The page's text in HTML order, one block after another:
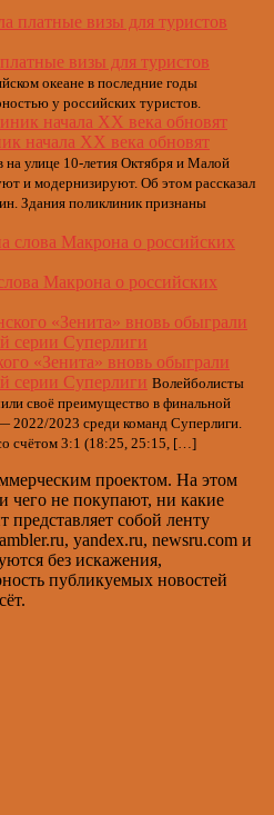
визы для туристов
океане в последние годы
у российских туристов.
начала ХХ века обновят
улице 10-летия Октября и Малой
и модернизируют. Об этом рассказал
Здания поликлиник признаны
Макрона о российских
«Зенита» вновь обыграли
серии Суперлиги Волейболисты
своё преимущество в финальной
2022/2023 среди команд Суперлиги.
счётом 3:1 (18:25, 25:15, […]
проектом. На этом
чего не покупают, ни какие
представляет собой ленту
yandex.ru, newsru.com и
без искажения,
публикуемых новостей